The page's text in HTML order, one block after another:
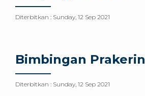
Diterbitkan : Sunday, 12 Sep 2021
Bimbingan Prakerin
Diterbitkan : Sunday, 12 Sep 2021